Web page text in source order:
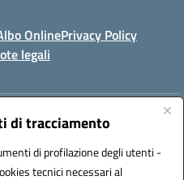
di tracciamento
di profilazione degli utenti -
tecnici necessari al
OnlinePrivacy Policy
legali
– Tropea (VV)